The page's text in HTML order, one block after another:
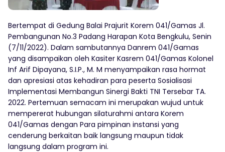
Bertempat di Gedung Balai Prajurit Korem 041/Gamas Jl.
Pembangunan No.3 Padang Harapan Kota Bengkulu, Senin
(7/11/2022). Dalam sambutannya Danrem 041/Gamas
yang disampaikan oleh Kasiter Kasrem 041/Gamas Kolonel
Inf Arif Dipayana, S.I.P., M. M menyampaikan rasa hormat
dan apresiasi atas kehadiran para peserta Sosialisasi
Implementasi Membangun Sinergi Bakti TNI Tersebar TA.
2022. Pertemuan semacam ini merupakan wujud untuk
mempererat hubungan silaturahmi antara Korem
041/Gamas dengan Para pimpinan instansi yang
cenderung berkaitan baik langsung maupun tidak
langsung dalam program ini.